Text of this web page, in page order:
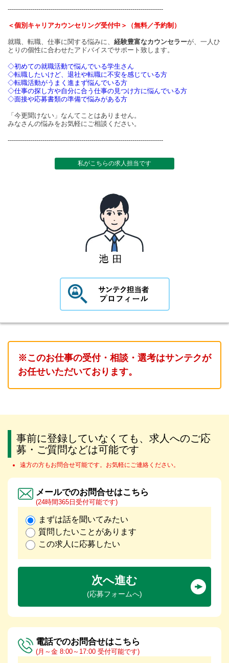
----------------------------------------------------------------------------
＜個別キャリアカウンセリング受付中＞（無料／予約制）
就職、転職、仕事に関する悩みに、 経験豊富なカウンセラーが、一人ひ
とりの個性に合わせたアドバイスでサポート致します。
◇初めての就職活動で悩んでいる学生さん
◇転職したいけど、退社や転職に不安を感じている方
◇転職活動がうまく進まず悩んでいる方
◇仕事の探し方や自分に合う仕事の見つけ方に悩んでいる方
◇面接や応募書類の準備で悩みがある方
「今更聞けない」なんてことはありません。
みなさんの悩みをお気軽にご相談ください。
----------------------------------------------------------------------------
私がこちらの求人担当です
※このお仕事の受付・相談・選考はサンテクが
お任せいただいております。
事前に登録していなくても、求人へのご応
募・ご質問などは可能です
遠方の方もお問合せ可能です。お気軽にご連絡ください。
メールでのお問合せはこちら
(24時間365日受付可能です)
まずは話を聞いてみたい
質問したいことがあります
この求人に応募したい
次へ進む
(応募フォームへ)
電話でのお問合せはこちら
(月～金 8:00～17:00 受付可能です)